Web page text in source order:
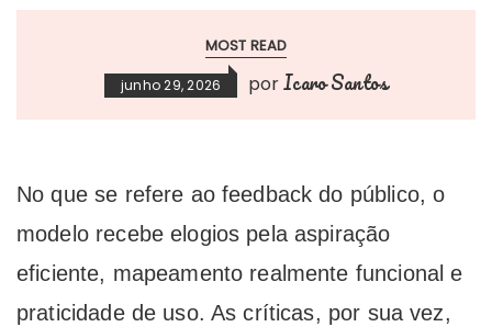
MOST READ
junho 29, 2026 porIcaro Santos
No que se refere ao feedback do público, o
modelo recebe elogios pela aspiração
eficiente, mapeamento realmente funcional e
praticidade de uso. As críticas, por sua vez,